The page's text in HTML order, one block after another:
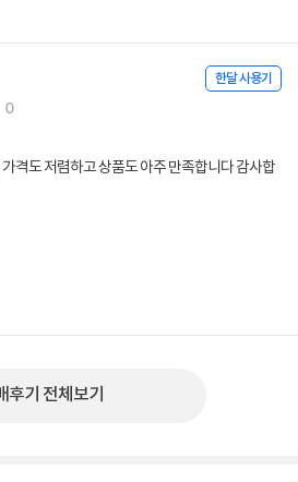
한달 사용기
0
격도 저렴하고 상품도 아주 만족합니다 감사합
후기 전체보기